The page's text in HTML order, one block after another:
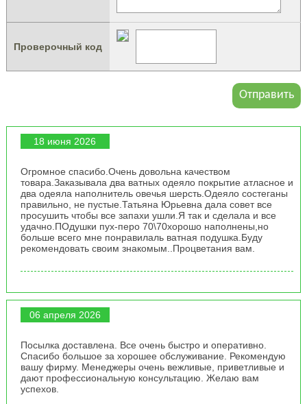
Проверочный код
18 июня 2026
Огромное спасибо.Очень довольна качеством
товара.Заказывала два ватных одеяло покрытие атласное и
два одеяла наполнитель овечья шерсть.Одеяло состеганы
правильно, не пустые.Татьяна Юрьевна дала совет все
просушить чтобы все запахи ушли.Я так и сделала и все
удачно.ПОдушки пух-перо 70\70хорошо наполнены,но
больше всего мне понравилаль ватная подушка.Буду
рекомендовать своим знакомым..Процветания вам.
06 апреля 2026
Посылка доставлена. Все очень быстро и оперативно.
Спасибо большое за хорошее обслуживание. Рекомендую
вашу фирму. Менеджеры очень вежливые, приветливые и
дают профессиональную консультацию. Желаю вам
успехов.